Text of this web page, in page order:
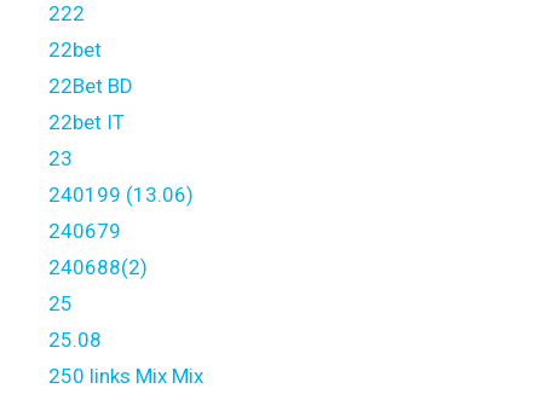
222
22bet
22Bet BD
22bet IT
23
240199 (13.06)
240679
240688(2)
25
25.08
250 links Mix Mix